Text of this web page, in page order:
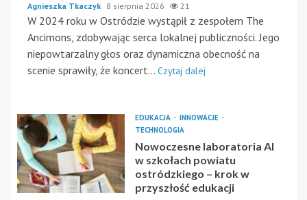
Agnieszka Tkaczyk 8 sierpnia 2026 21
W 2024 roku w Ostródzie wystąpił z zespołem The
Ancimons, zdobywając serca lokalnej publiczności. Jego
niepowtarzalny głos oraz dynamiczna obecność na
scenie sprawiły, że koncert... Czytaj dalej
EDUKACJA
INNOWACJE
TECHNOLOGIA
Nowoczesne laboratoria AI
w szkołach powiatu
ostródzkiego – krok w
przyszłość edukacji